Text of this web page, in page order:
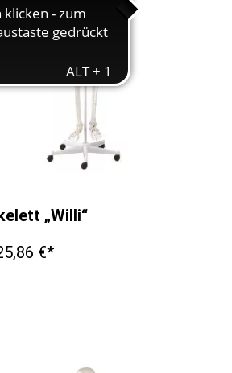
„Willi“
€*